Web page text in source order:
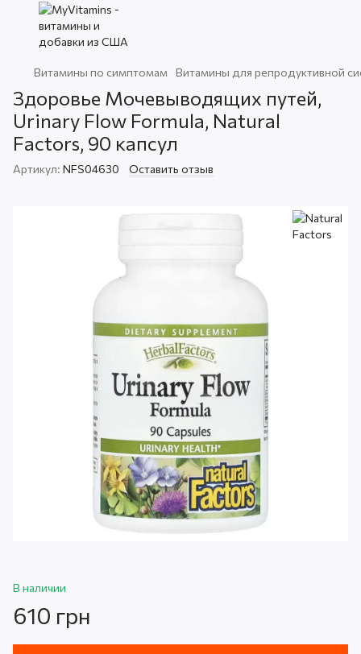
Витамины по симптомам Витамины для репродуктивной
Здоровье Мочевыводящих путей,
Urinary Flow Formula, Natural
Factors, 90 капсул
Артикул: NFS04630 Оставить отзыв
В наличии
610 грн